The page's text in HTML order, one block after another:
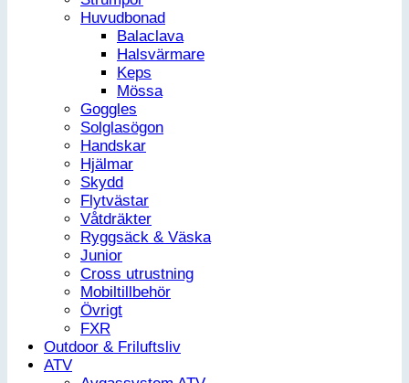
Huvudbonad
Balaclava
Halsvärmare
Keps
Mössa
Goggles
Solglasögon
Handskar
Hjälmar
Skydd
Flytvästar
Våtdräkter
Ryggsäck & Väska
Junior
Cross utrustning
Mobiltillbehör
Övrigt
FXR
Outdoor & Friluftsliv
ATV